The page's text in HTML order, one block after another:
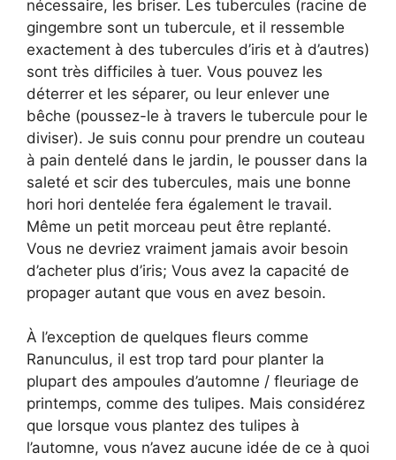
nécessaire, les briser. Les tubercules (racine de
gingembre sont un tubercule, et il ressemble
exactement à des tubercules d’iris et à d’autres)
sont très difficiles à tuer. Vous pouvez les
déterrer et les séparer, ou leur enlever une
bêche (poussez-le à travers le tubercule pour le
diviser). Je suis connu pour prendre un couteau
à pain dentelé dans le jardin, le pousser dans la
saleté et scir des tubercules, mais une bonne
hori hori dentelée fera également le travail.
Même un petit morceau peut être replanté.
Vous ne devriez vraiment jamais avoir besoin
d’acheter plus d’iris; Vous avez la capacité de
propager autant que vous en avez besoin.
À l’exception de quelques fleurs comme
Ranunculus, il est trop tard pour planter la
plupart des ampoules d’automne / fleuriage de
printemps, comme des tulipes. Mais considérez
que lorsque vous plantez des tulipes à
l’automne, vous n’avez aucune idée de ce à quoi